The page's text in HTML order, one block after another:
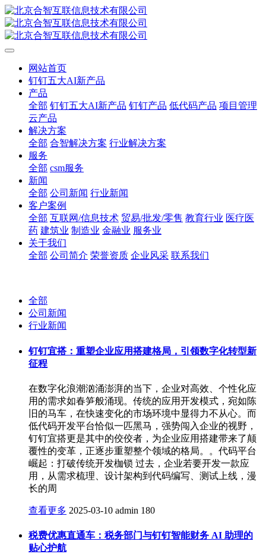
网站首页
钉钉五大AI新产品
产品
全部 钉钉五大AI新产品 钉钉产品 低代码产品 项目管理
云产品
解决方案
全部 合智解决方案 行业解决方案
服务
全部 csm服务
新闻
全部 公司新闻 行业新闻
客户案例
全部 互联网/信息技术 贸易/批发/零售 教育行业 医疗医
药 建筑业 制造业 金融业 服务业
关于我们
全部 公司简介 荣誉资质 企业风采 联系我们
全部
公司新闻
行业新闻
钉钉宜搭：重塑企业应用搭建格局，引领数字化转型新
征程
在数字化浪潮汹涌澎湃的当下，企业对高效、个性化应
用的需求如春笋般涌现。传统的应用开发模式，宛如陈
旧的马车，在快速变化的市场环境中显得力不从心。而
低代码开发平台恰似一匹黑马，强势闯入企业的视野，
钉钉宜搭更是其中的佼佼者，为企业应用搭建带来了颠
覆性的变革，正逐步重塑整个领域的格局。。代码平台
崛起：打破传统开发枷锁 过去，企业若要开发一款应
用，从需求梳理、设计架构到代码编写、测试上线，漫
长的周
查看更多 2025-03-10 admin 180
税费优惠直通车：税务部门与钉钉智能财务 AI 助理的
贴心护航